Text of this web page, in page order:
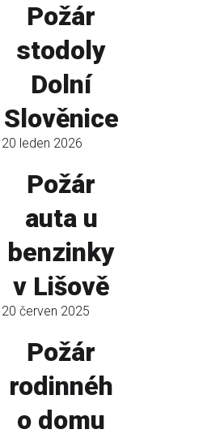
Požár
stodoly
Dolní
Slověnice
20 leden 2026
Požár
auta u
benzinky
v Lišově
20 červen 2025
Požár
rodinnéh
o domu